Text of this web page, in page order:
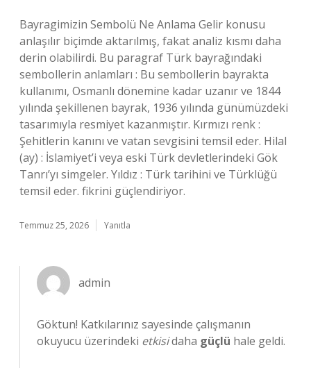
Bayragimizin Sembolü Ne Anlama Gelir konusu
anlaşılır biçimde aktarılmış, fakat analiz kısmı daha
derin olabilirdi. Bu paragraf Türk bayrağındaki
sembollerin anlamları : Bu sembollerin bayrakta
kullanımı, Osmanlı dönemine kadar uzanır ve 1844
yılında şekillenen bayrak, 1936 yılında günümüzdeki
tasarımıyla resmiyet kazanmıştır. Kırmızı renk :
Şehitlerin kanını ve vatan sevgisini temsil eder. Hilal
(ay) : İslamiyet’i veya eski Türk devletlerindeki Gök
Tanrı’yı simgeler. Yıldız : Türk tarihini ve Türklüğü
temsil eder. fikrini güçlendiriyor.
Temmuz 25, 2026 Yanıtla
admin
Göktun! Katkılarınız sayesinde çalışmanın
okuyucu üzerindeki etkisidaha güçlü hale geldi.